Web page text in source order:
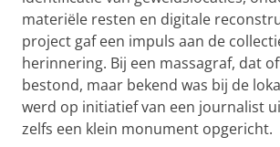
materiële resten en digitale
project gaf een impuls aan de
herinnering. Bij een massagraf, dat
bestond, maar bekend was bij de
werd op initiatief van een journalist
zelfs een klein monument opgericht.